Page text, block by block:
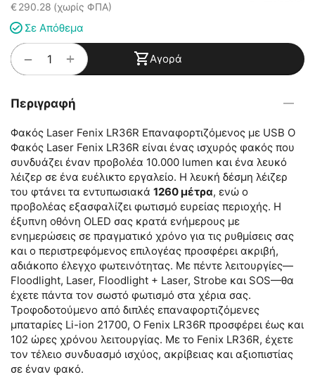
€290.28 (χωρίς ΦΠΑ)
Σε Απόθεμα
+
− Αγορά
Περιγραφή
Φακός Laser Fenix LR36R Επαναφορτιζόμενος με USB Ο
Φακός Laser Fenix ​​LR36R είναι ένας ισχυρός φακός που
συνδυάζει έναν προβολέα 10.000 lumen και ένα λευκό
λέιζερ σε ένα ευέλικτο εργαλείο. Η λευκή δέσμη λέιζερ
του φτάνει τα εντυπωσιακά 1260 μέτρα, ενώ ο
προβολέας εξασφαλίζει φωτισμό ευρείας περιοχής. Η
έξυπνη οθόνη OLED σας κρατά ενήμερους με
ενημερώσεις σε πραγματικό χρόνο για τις ρυθμίσεις σας
και ο περιστρεφόμενος επιλογέας προσφέρει ακριβή,
αδιάκοπο έλεγχο φωτεινότητας. Με πέντε λειτουργίες—
Floodlight, Laser, Floodlight + Laser, Strobe και SOS—θα
έχετε πάντα τον σωστό φωτισμό στα χέρια σας.
Τροφοδοτούμενο από διπλές επαναφορτιζόμενες
μπαταρίες Li-ion 21700, Ο Fenix ​​LR36R προσφέρει έως και
102 ώρες χρόνου λειτουργίας. Με το Fenix ​​LR36R, έχετε
τον τέλειο συνδυασμό ισχύος, ακρίβειας και αξιοπιστίας
σε έναν φακό.